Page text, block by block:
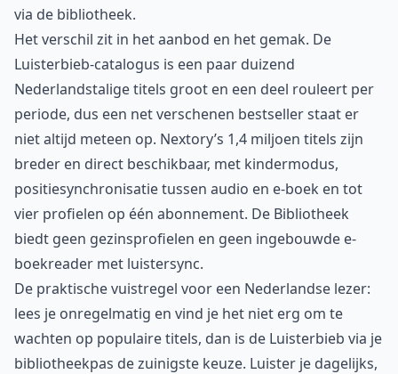
via de bibliotheek.
Het verschil zit in het aanbod en het gemak. De
Luisterbieb-catalogus is een paar duizend
Nederlandstalige titels groot en een deel rouleert per
periode, dus een net verschenen bestseller staat er
niet altijd meteen op. Nextory’s 1,4 miljoen titels zijn
breder en direct beschikbaar, met kindermodus,
positiesynchronisatie tussen audio en e-boek en tot
vier profielen op één abonnement. De Bibliotheek
biedt geen gezinsprofielen en geen ingebouwde e-
boekreader met luistersync.
De praktische vuistregel voor een Nederlandse lezer:
lees je onregelmatig en vind je het niet erg om te
wachten op populaire titels, dan is de Luisterbieb via je
bibliotheekpas de zuinigste keuze. Luister je dagelijks,